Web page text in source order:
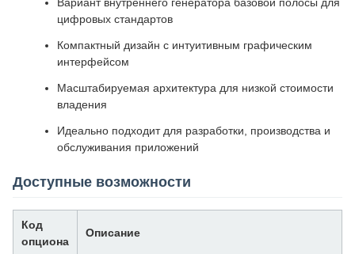
цифровых стандартов
Компактный дизайн с интуитивным графическим
интерфейсом
Масштабируемая архитектура для низкой стоимости
владения
Идеально подходит для разработки, производства и
обслуживания приложений
Доступные возможности
Код
опциона
Описание